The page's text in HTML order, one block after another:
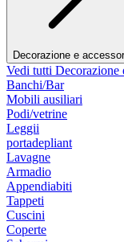
Decorazione e
Vedi tutti Decorazione
Banchi/Bar
Mobili ausiliari
Podi/vetrine
Leggii
portadepliant
Lavagne
Armadio
Appendiabiti
Tappeti
Cuscini
Coperte